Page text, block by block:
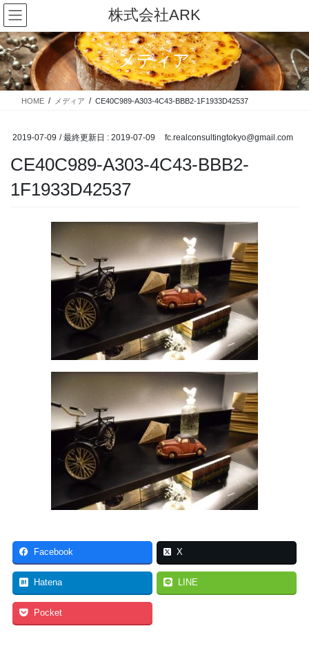
コ
ン
テ
ン
ツ
に
移
ナ
ビ
ゲ
ー
シ
ョ
ン
株式会社ARK
メディア
HOME メディア CE40C989-A303-4C43-BBB2-1F1933D42537
2019-07-09 / 最終更新日 : 2019-07-09 fc.realconsultingtokyo@gmail.com
CE40C989-A303-4C43-BBB2-
1F1933D42537
Facebook X
Hatena LINE
Pocket